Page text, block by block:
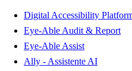
Digital Accessibility
Eye-Able Audit & Report
Eye-Able Assist
Ally - Assistente AI